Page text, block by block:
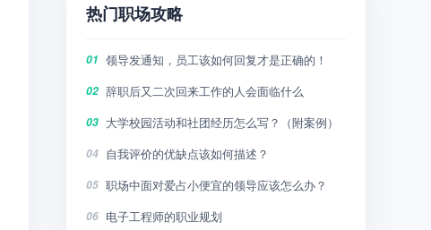
热门职场攻略
01 领导发通知，员工该如何回复才是正确的！
02 辞职后又二次回来工作的人会面临什么
03 大学校园活动和社团经历怎么写？（附案例）
04 自我评价的优缺点该如何描述？
05 职场中面对爱占小便宜的领导应该怎么办？
06 电子工程师的职业规划